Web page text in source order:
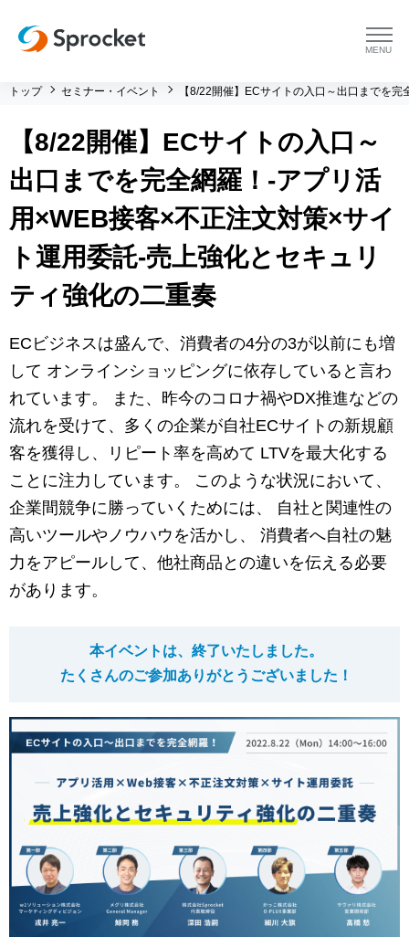
menu
プラットフォーム トップ
コンサルティング
コンサルティング トップ
運用支援 トップ
メソッド トップ
導入事例
よくある質問
会社情報
会社情報 トップ
会社概要
メンバー紹介
採用情報
創業の想い
ビジョン・ミッション・バリュー
ロゴマーク
マーケティングお役立ち資料
トップ セミナー・イベント 【8/22開催】ECサイトの入口～出口までを
【8/22開催】ECサイトの入口～
出口までを完全網羅！-アプリ活
用×WEB接客×不正注文対策×サイ
ト運用委託-売上強化とセキュリ
ティ強化の二重奏
ECビジネスは盛んで、消費者の4分の3が以前にも増
して オンラインショッピングに依存していると言わ
れています。 また、昨今のコロナ禍やDX推進などの
流れを受けて、多くの企業が自社ECサイトの新規顧
客を獲得し、リピート率を高めて LTVを最大化する
ことに注力しています。 このような状況において、
企業間競争に勝っていくためには、 自社と関連性の
高いツールやノウハウを活かし、 消費者へ自社の魅
力をアピールして、他社商品との違いを伝える必要
があります。
本イベントは、終了いたしました。
たくさんのご参加ありがとうございました！